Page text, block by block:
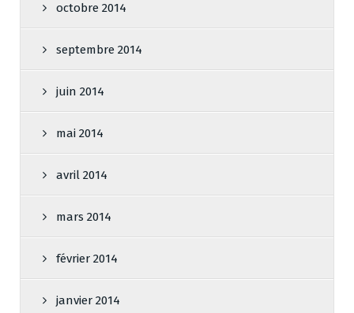
octobre 2014
septembre 2014
juin 2014
mai 2014
avril 2014
mars 2014
février 2014
janvier 2014